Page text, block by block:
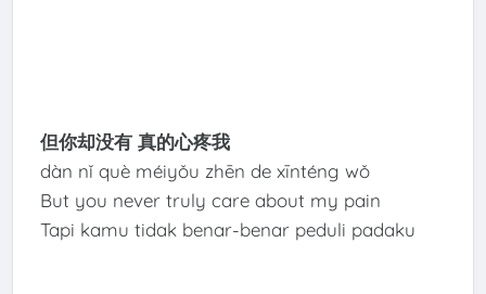
但你却没有 真的心疼我
dàn nǐ què méiyǒu zhēn de xīnténg wǒ
But you never truly care about my pain
Tapi kamu tidak benar-benar peduli padaku